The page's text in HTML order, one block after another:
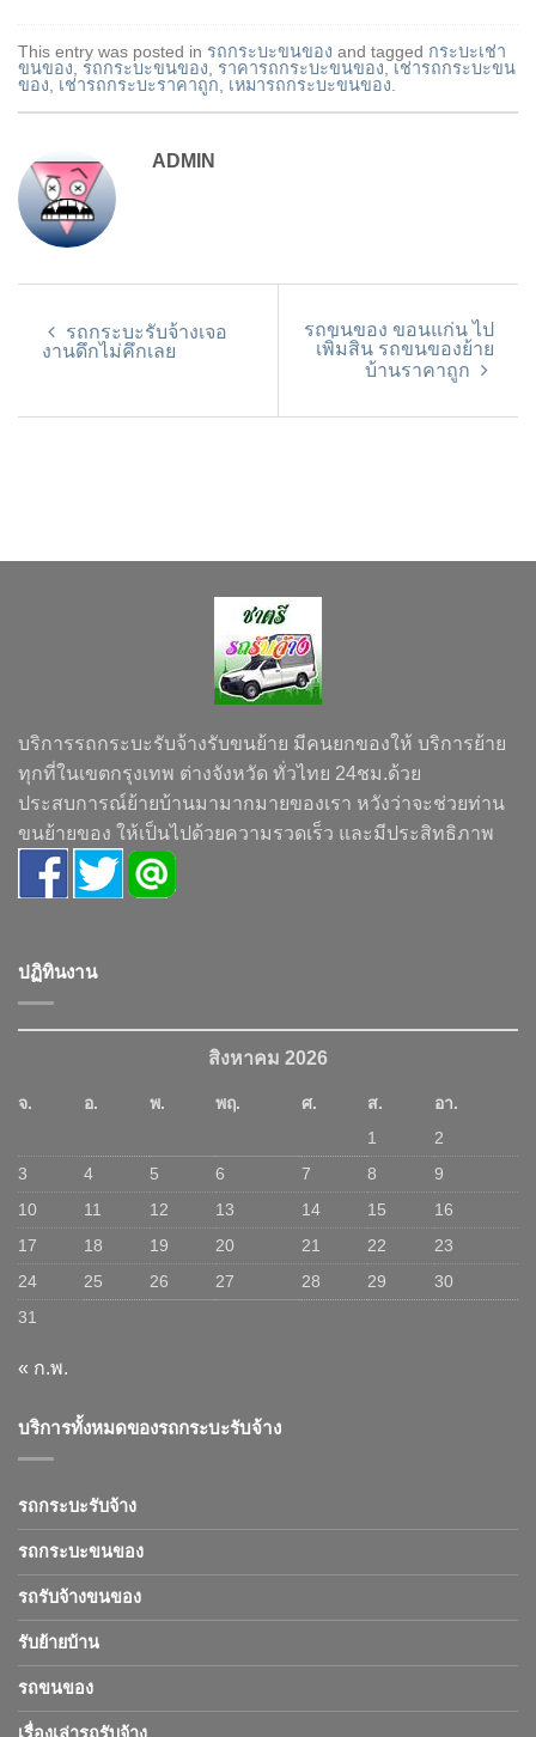
This entry was posted in รถกระบะขนของ and tagged กระบะเช่า
ขนของ
รถกระบะขนของ ราคารถกระบะขนของ
เช่ารถกระบะขน
ของ
เช่ารถกระบะราคาถูก เหมารถกระบะขนของ
ADMIN
รถกระบะรับจ้างเจอ
งานดึกไม่คึกเลย
รถขนของ ขอนแก่น ไป
เพิ่มสิน รถขนของย้าย
บ้านราคาถูก
บริการรถกระบะรับจ้างรับขนย้าย มีคนยกของให้ บริการย้าย
ทุกที่ในเขตกรุงเทพ ต่างจังหวัด ทั่วไทย 24ชม.ด้วย
ประสบการณ์ย้ายบ้านมามากมายของเรา หวังว่าจะช่วยท่าน
ขนย้ายของ ให้เป็นไปด้วยความรวดเร็ว และมีประสิทธิภาพ
ปฏิทินงาน
สิงหาคม 2026
จ. อ. พ. พฤ. ศ. ส.
อา.
1
2
3
4 5 6 7 8
9
10
11 12 13 14 15
16
17
18 19 20 21 22
23
24
25 26 27 28 29
30
31
« ก.พ.
บริการทั้งหมดของรถกระบะรับจ้าง
รถกระบะรับจ้าง
รถกระบะขนของ
รถรับจ้างขนของ
รับย้ายบ้าน
รถขนของ